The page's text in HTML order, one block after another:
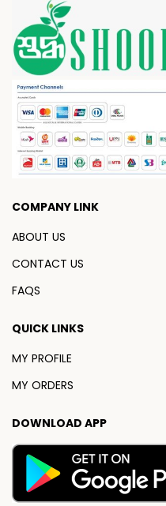
COMPANY LINK
ABOUT US
CONTACT US
FAQS
QUICK LINKS
MY PROFILE
MY ORDERS
DOWNLOAD APP